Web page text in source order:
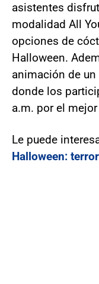
asistentes
modalidad All
opciones de
Halloween.
animación de
donde los
a.m. por el
Le puede
Halloween: